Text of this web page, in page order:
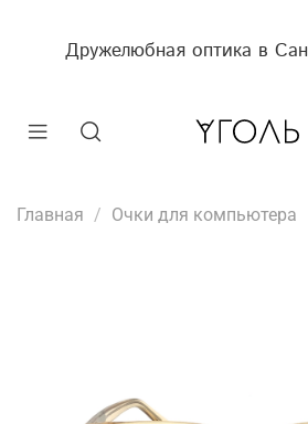
Дружелюбная оптика в
Главная Очки для компьютера